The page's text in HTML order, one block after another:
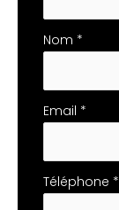
avec
téléphone
Nom *
Email *
Téléphone *